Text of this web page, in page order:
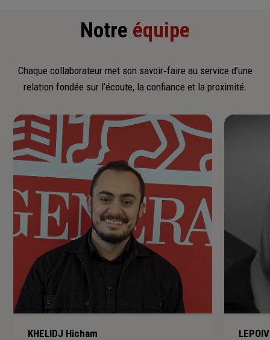
Notre équipe
Chaque collaborateur met son savoir‑faire au service d’une
relation fondée sur l’écoute, la confiance et la proximité.
KHELIDJ Hicham